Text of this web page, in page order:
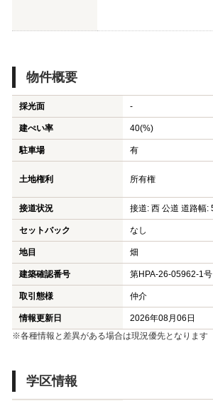
物件概要
採光面 -
建ぺい率 40(%)
駐車場 有
土地権利 所有権
接道状況 接道: 西 公道 道路幅:
セットバック なし
地目 畑
建築確認番号 第HPA-26-05962-1号
取引態様 仲介
情報更新日 2026年08月06日
※各種情報と差異がある場合は現況優先となります
学区情報